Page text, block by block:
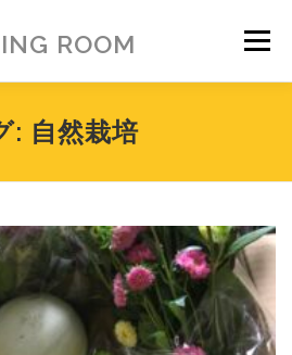
ROOM メニュー
MENU お客様の声
せ ご寄付のお願い
: 自然栽培